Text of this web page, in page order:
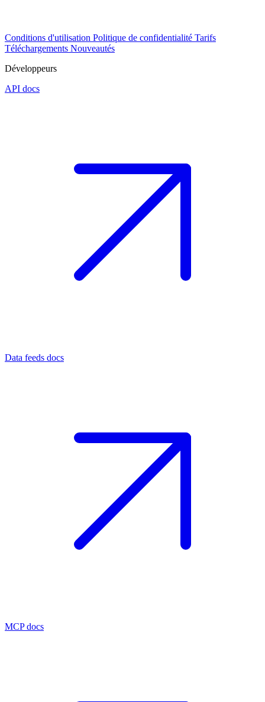
Conditions d'utilisation Politique de confidentialité Tarifs
Téléchargements Nouveautés
Développeurs
API docs
Data feeds docs
MCP docs